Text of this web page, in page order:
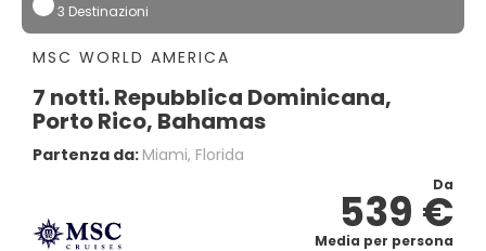
3 Destinazioni
MSC WORLD AMERICA
7 notti. Repubblica Dominicana,
Porto Rico, Bahamas
Partenza da: Miami, Florida
Da
539 €
Media per persona